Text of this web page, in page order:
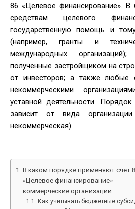
86 «Целевое финансирование». В
средствам целевого
государственную помощь и
(например, гранты и
международных
полученные застройщиком на
от инвесторов; а также любые
некоммерческими
уставной деятельности.
зависит от вида
некоммерческая).
В каком порядке применяют счет
«Целевое финансирование»
коммерческие организации
Как учитывать бюджетные